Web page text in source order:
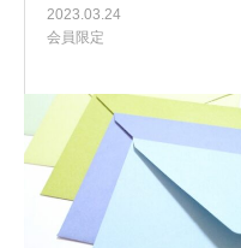
2023.03.24
会員限定